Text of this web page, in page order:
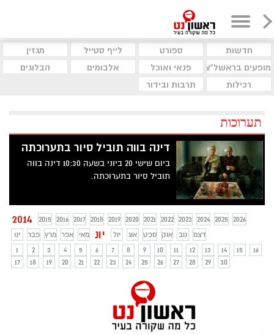
חדשות ספורט לייף סטייל
מגזין
מופעים בראשל"צ
פנאי ואוכל אלבומים
הבלוגים
רכילות
תרבות ובידור
תערוכות
דינה בווה תוביל סיור בתערוכתה
ביום שישי 20 ביוני בשעה 10:30 דינה בווה
תוביל סיור בתערוכתה.
2014 2015 2016 2017 2018 2019 2020 2021 2022 2023 2024 2025
2026
ינו
פבר מרץ אפר מאי יונ יול אוג ספט אוק נוב
דצמ
1
2 3 4 5 6 7 8 9 10 11 12 13 14 15
16
17
18 19 20 21 22 23 24 25 26 27 28 29 30